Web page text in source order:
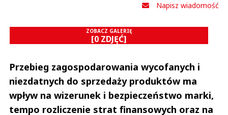
Napisz wiadomość
ZOBACZ GALERIĘ
[0 ZDJĘĆ]
Przebieg zagospodarowania wycofanych i
niezdatnych do sprzedaży produktów ma
wpływ na wizerunek i bezpieczeństwo marki,
tempo rozliczenie strat finansowych oraz na